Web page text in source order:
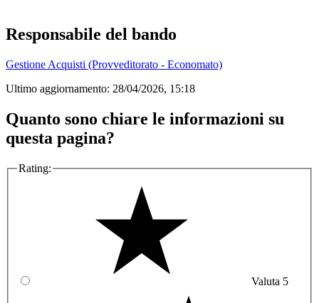
Responsabile del bando
Gestione Acquisti (Provveditorato - Economato)
Ultimo aggiornamento: 28/04/2026, 15:18
Quanto sono chiare le informazioni su
questa pagina?
Rating:
Valuta 5